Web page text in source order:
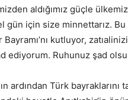
aldığımız güçle
gün için size minnettarız.
Bayramı’nı kutluyor,
ediyorum. Ruhunuz şad
ardından Türk bayraklarını